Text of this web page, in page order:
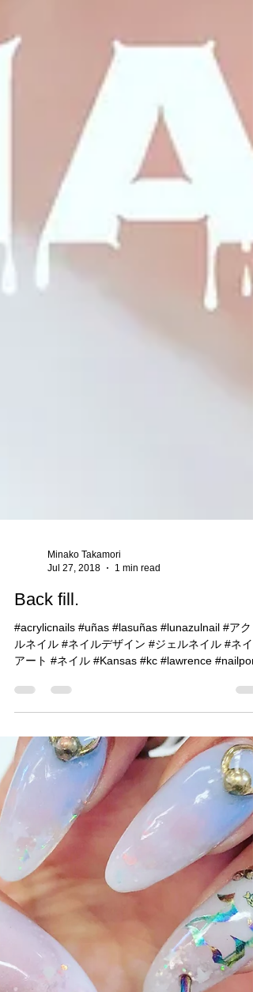
Jul 27, 2018
1 min read
Back fill.
#acrylicnails #uñas #lasuñas #lunazulnail #アク
#japanesenailart...